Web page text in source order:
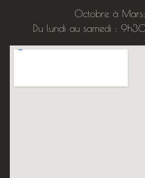
Octobre à Mars:
Du lundi au samedi :